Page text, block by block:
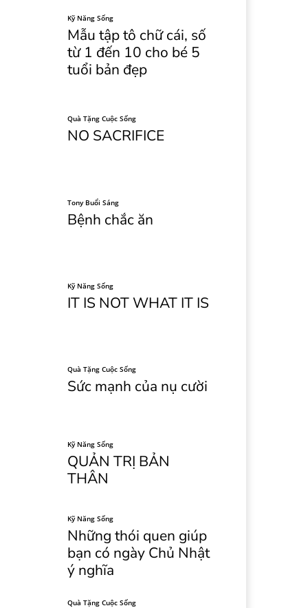
Kỹ Năng Sống
Mẫu tập tô chữ cái, số
từ 1 đến 10 cho bé 5
tuổi bản đẹp
Quà Tặng Cuộc Sống
NO SACRIFICE
Tony Buổi Sáng
Bệnh chắc ăn
Kỹ Năng Sống
IT IS NOT WHAT IT IS
Quà Tặng Cuộc Sống
Sức mạnh của nụ cười
Kỹ Năng Sống
QUẢN TRỊ BẢN
THÂN
Kỹ Năng Sống
Những thói quen giúp
bạn có ngày Chủ Nhật
ý nghĩa
Quà Tặng Cuộc Sống